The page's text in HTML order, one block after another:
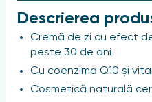
Descrierea
Cremă de zi cu efect
peste 30 de ani
Cu coenzima Q10 și
Cosmetică naturală